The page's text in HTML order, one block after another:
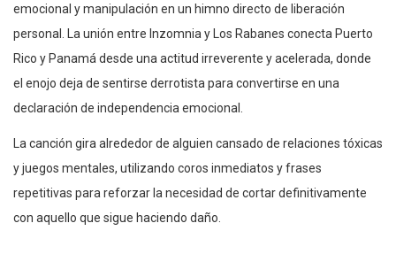
emocional y manipulación en un himno directo de liberación
personal. La unión entre Inzomnia y Los Rabanes conecta Puerto
Rico y Panamá desde una actitud irreverente y acelerada, donde
el enojo deja de sentirse derrotista para convertirse en una
declaración de independencia emocional.
La canción gira alrededor de alguien cansado de relaciones tóxicas
y juegos mentales, utilizando coros inmediatos y frases
repetitivas para reforzar la necesidad de cortar definitivamente
con aquello que sigue haciendo daño.